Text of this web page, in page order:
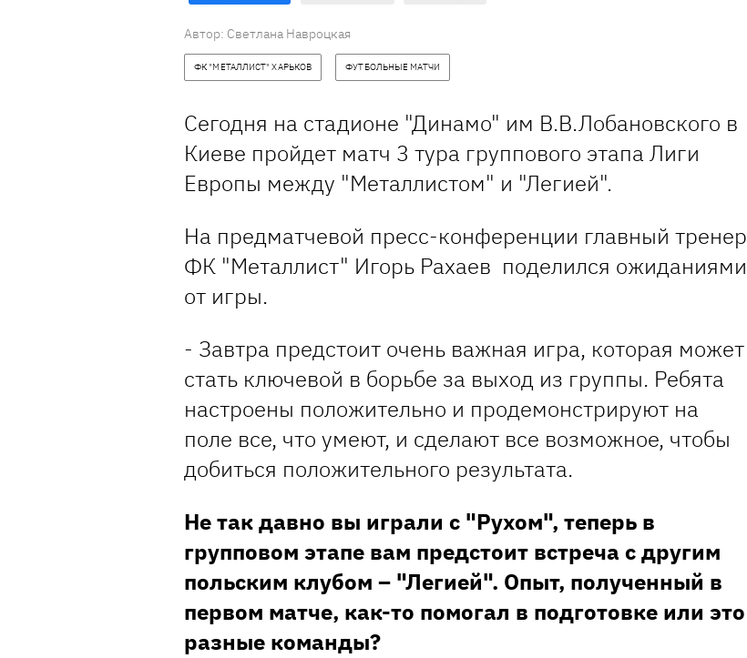
Автор: Светлана Навроцкая
ФК "МЕТАЛЛИСТ" ХАРЬКОВ ФУТБОЛЬНЫЕ МАТЧИ
Сегодня на стадионе "Динамо" им В.В.Лобановского в
Киеве пройдет матч 3 тура группового этапа Лиги
Европы между "Металлистом" и "Легией".
На предматчевой пресс-конференции главный тренер
ФК "Металлист" Игорь Рахаев поделился ожиданиями
от игры.
- Завтра предстоит очень важная игра, которая может
стать ключевой в борьбе за выход из группы. Ребята
настроены положительно и продемонстрируют на
поле все, что умеют, и сделают все возможное, чтобы
добиться положительного результата.
Не так давно вы играли с "Рухом", теперь в
групповом этапе вам предстоит встреча с другим
польским клубом – "Легией". Опыт, полученный в
первом матче, как-то помогал в подготовке или это
разные команды?